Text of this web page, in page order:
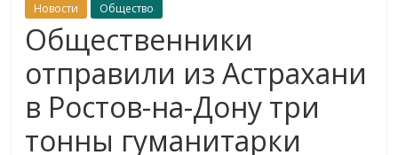
Новости Общество
Общественники
отправили из Астрахани
в Ростов-на-Дону три
тонны гуманитарки